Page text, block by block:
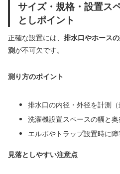
サイズ・規格・設置ス
としポイント
正確な設置には、 排水口やホース
測が不可欠です。
測り方のポイント
排水口の内径・外径を計測（
洗濯機設置スペースの幅と
エルボやトラップ設置時に
見落としやすい注意点